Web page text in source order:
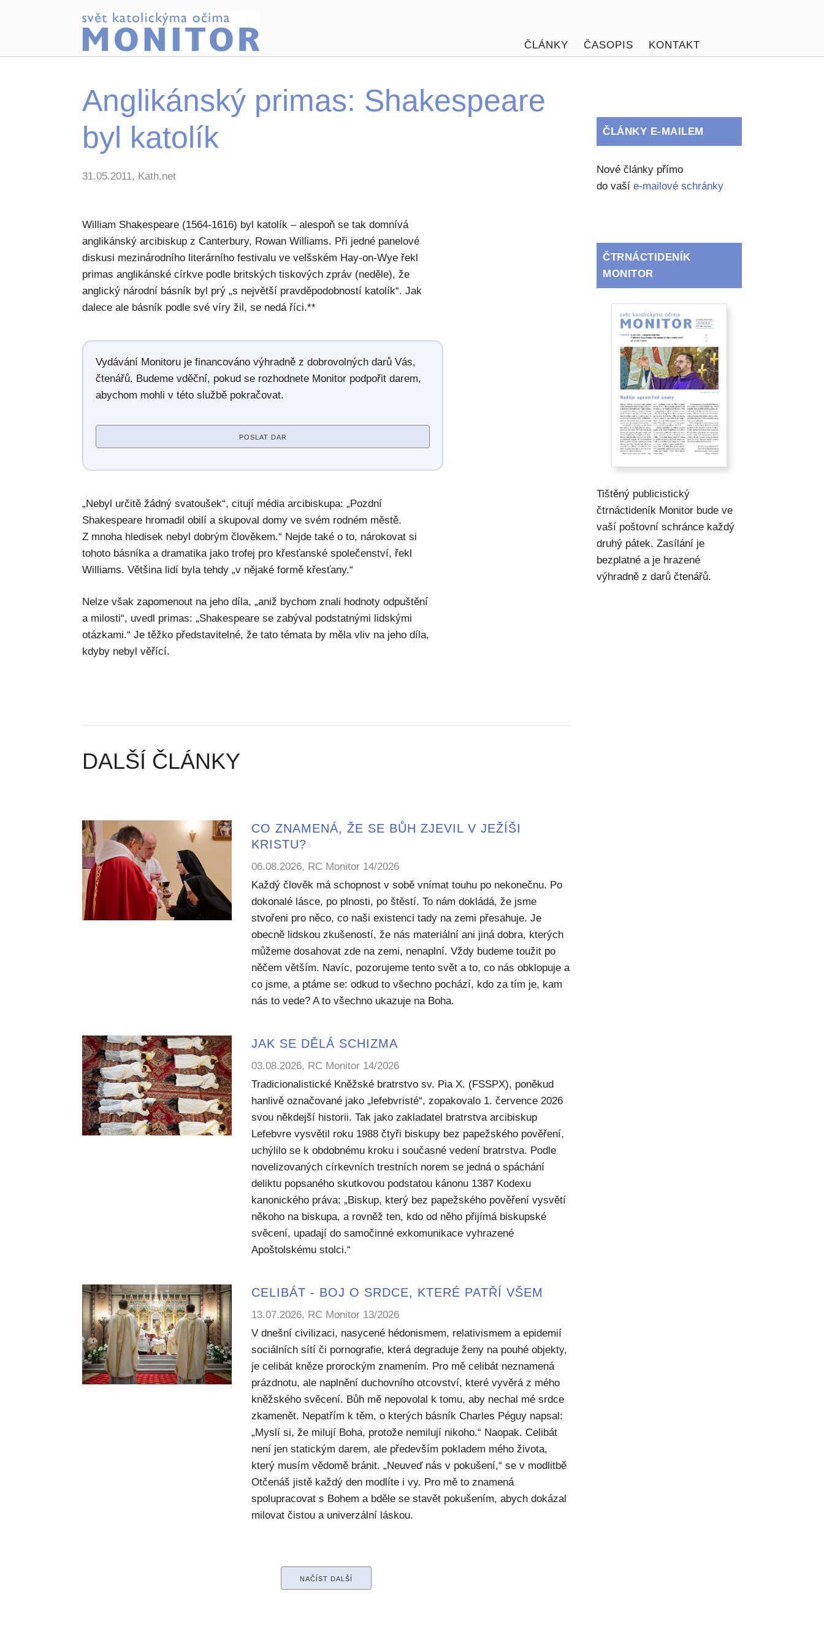
ČLÁNKY ČASOPIS KONTAKT
Anglikánský primas: Shakespeare
byl katolík
31.05.2011, Kath.net
William Shakespeare (1564-1616) byl katolík – alespoň se tak domnívá
anglikánský arcibiskup z Canterbury, Rowan Williams. Při jedné panelové
diskusi mezinárodního literárního festivalu ve velšském Hay-on-Wye řekl
primas anglikánské církve podle britských tiskových zpráv (neděle), že
anglický národní básník byl prý „s největší pravděpodobností katolík“. Jak
dalece ale básník podle své víry žil, se nedá říci.**
Vydávání Monitoru je financováno výhradně z dobrovolných darů Vás,
čtenářů. Budeme vděční, pokud se rozhodnete Monitor podpořit darem,
abychom mohli v této službě pokračovat.
POSLAT DAR
„Nebyl určitě žádný svatoušek“, citují média arcibiskupa: „Pozdní
Shakespeare hromadil obilí a skupoval domy ve svém rodném městě.
Z mnoha hledisek nebyl dobrým člověkem.“ Nejde také o to, nárokovat si
tohoto básníka a dramatika jako trofej pro křesťanské společenství, řekl
Williams. Většina lidí byla tehdy „v nějaké formě křesťany.“
Nelze však zapomenout na jeho díla, „aniž bychom znali hodnoty odpuštění
a milosti“, uvedl primas: „Shakespeare se zabýval podstatnými lidskými
otázkami.“ Je těžko představitelné, že tato témata by měla vliv na jeho díla,
kdyby nebyl věřící.
DALŠÍ ČLÁNKY
CO ZNAMENÁ, ŽE SE BŮH ZJEVIL V JEŽÍŠI
KRISTU?
06.08.2026, RC Monitor 14/2026
Každý člověk má schopnost v sobě vnímat touhu po nekonečnu. Po
dokonalé lásce, po plnosti, po štěstí. To nám dokládá, že jsme
stvořeni pro něco, co naši existenci tady na zemi přesahuje. Je
obecně lidskou zkušeností, že nás materiální ani jiná dobra, kterých
můžeme dosahovat zde na zemi, nenaplní. Vždy budeme toužit po
něčem větším. Navíc, pozorujeme tento svět a to, co nás obklopuje a
co jsme, a ptáme se: odkud to všechno pochází, kdo za tím je, kam
nás to vede? A to všechno ukazuje na Boha.
JAK SE DĚLÁ SCHIZMA
03.08.2026, RC Monitor 14/2026
Tradicionalistické Kněžské bratrstvo sv. Pia X. (FSSPX), poněkud
hanlivě označované jako „lefebvristé“, zopakovalo 1. července 2026
svou někdejší historii. Tak jako zakladatel bratrstva arcibiskup
Lefebvre vysvětil roku 1988 čtyři biskupy bez papežského pověření,
uchýlilo se k obdobnému kroku i současné vedení bratrstva. Podle
novelizovaných církevních trestních norem se jedná o spáchání
deliktu popsaného skutkovou podstatou kánonu 1387 Kodexu
kanonického práva: „Biskup, který bez papežského pověření vysvětí
někoho na biskupa, a rovněž ten, kdo od něho přijímá biskupské
svěcení, upadají do samočinné exkomunikace vyhrazené
Apoštolskému stolci.“
CELIBÁT - BOJ O SRDCE, KTERÉ PATŘÍ VŠEM
13.07.2026, RC Monitor 13/2026
V dnešní civilizaci, nasycené hédonismem, relativismem a epidemií
sociálních sítí či pornografie, která degraduje ženy na pouhé objekty,
je celibát kněze prorockým znamením. Pro mě celibát neznamená
prázdnotu, ale naplnění duchovního otcovství, které vyvěrá z mého
kněžského svěcení. Bůh mě nepovolal k tomu, aby nechal mé srdce
zkamenět. Nepatřím k těm, o kterých básník Charles Péguy napsal:
„Myslí si, že milují Boha, protože nemilují nikoho.“ Naopak. Celibát
není jen statickým darem, ale především pokladem mého života,
který musím vědomě bránit. „Neuveď nás v pokušení,“ se v modlitbě
Otčenáš jistě každý den modlíte i vy. Pro mě to znamená
spolupracovat s Bohem a bděle se stavět pokušením, abych dokázal
milovat čistou a univerzální láskou.
NAČÍST DALŠÍ
ČLÁNKY E-MAILEM
Nové články přímo
do vašíe-mailové schránky
ČTRNÁCTIDENÍK
MONITOR
Tištěný publicistický
čtrnáctideník Monitor bude ve
vaší poštovní schránce každý
druhý pátek. Zasílání je
bezplatné a je hrazené
výhradně z darů čtenářů.